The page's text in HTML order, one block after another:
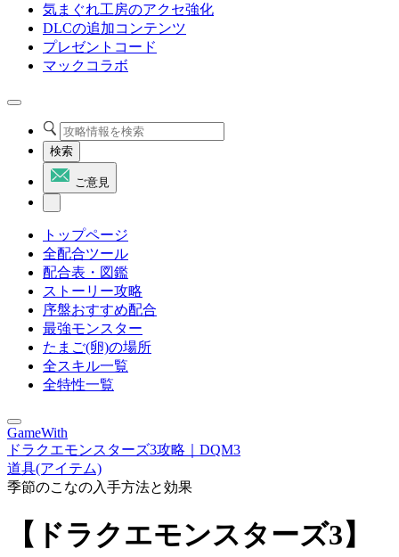
気まぐれ工房のアクセ強化
DLCの追加コンテンツ
プレゼントコード
マックコラボ
検索
ご意見
トップページ
全配合ツール
配合表・図鑑
ストーリー攻略
序盤おすすめ配合
最強モンスター
たまご(卵)の場所
全スキル一覧
全特性一覧
GameWith
ドラクエモンスターズ3攻略｜DQM3
道具(アイテム)
季節のこなの入手方法と効果
【ドラクエモンスターズ3】